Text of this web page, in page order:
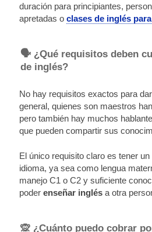
duración para principiantes,
apretadas o clases de inglés
🗣️ ¿Qué requisitos deben
de inglés?
No hay requisitos exactos para dar
general, quienes son maestros
pero también hay muchos
que pueden compartir sus
El único requisito claro es tener
idioma, ya sea como lengua
manejo C1 o C2 y suficiente
poder enseñar inglés a otra
🙊 ¿Cuánto puedo cobrar